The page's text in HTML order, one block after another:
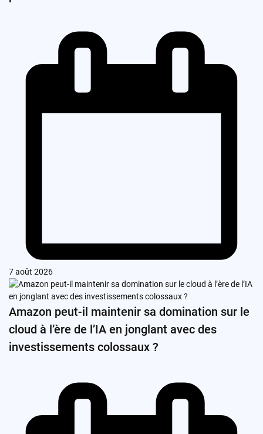
7 août 2026
Amazon peut-il maintenir sa domination sur le
cloud à l’ère de l’IA en jonglant avec des
investissements colossaux ?